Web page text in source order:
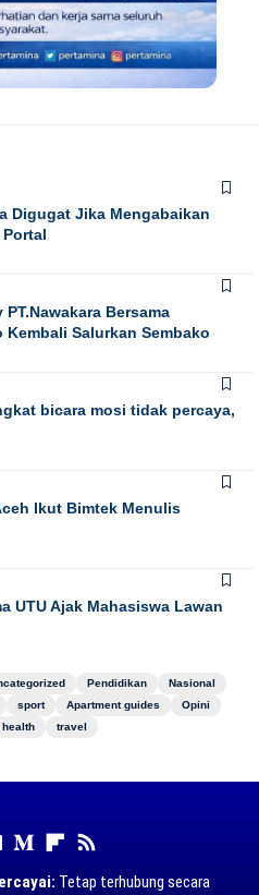
Digugat Jika Mengabaikan
Bersama
Kembali Salurkan Sembako
bicara mosi tidak percaya,
Ikut Bimtek Menulis
UTU Ajak Mahasiswa Lawan
Pendidikan
Nasional
sport Apartment guides
Opini
health travel
Tetap terhubung secara